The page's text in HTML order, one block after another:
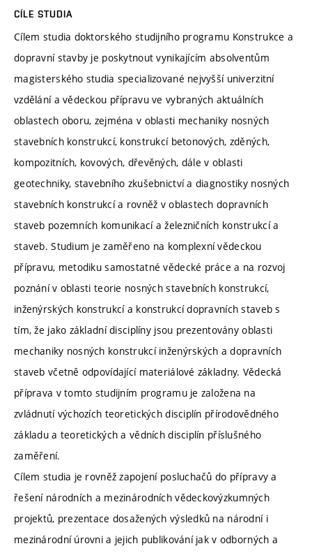
CÍLE STUDIA
Cílem studia doktorského studijního programu Konstrukce a
dopravní stavby je poskytnout vynikajícím absolventům
magisterského studia specializované nejvyšší univerzitní
vzdělání a vědeckou přípravu ve vybraných aktuálních
oblastech oboru, zejména v oblasti mechaniky nosných
stavebních konstrukcí, konstrukcí betonových, zděných,
kompozitních, kovových, dřevěných, dále v oblasti
geotechniky, stavebního zkušebnictví a diagnostiky nosných
stavebních konstrukcí a rovněž v oblastech dopravních
staveb pozemních komunikací a železničních konstrukcí a
staveb. Studium je zaměřeno na komplexní vědeckou
přípravu, metodiku samostatné vědecké práce a na rozvoj
poznání v oblasti teorie nosných stavebních konstrukcí,
inženýrských konstrukcí a konstrukcí dopravních staveb s
tím, že jako základní disciplíny jsou prezentovány oblasti
mechaniky nosných konstrukcí inženýrských a dopravních
staveb včetně odpovídající materiálové základny. Vědecká
příprava v tomto studijním programu je založena na
zvládnutí výchozích teoretických disciplín přírodovědného
základu a teoretických a vědních disciplín příslušného
zaměření.
Cílem studia je rovněž zapojení posluchačů do přípravy a
řešení národních a mezinárodních vědeckovýzkumných
projektů, prezentace dosažených výsledků na národní i
mezinárodní úrovni a jejich publikování jak v odborných a